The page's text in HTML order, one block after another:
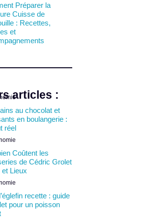
Préparer la
Cuisse de
: Recettes,
et
articles :
au chocolat et
en boulangerie :
réel
Coûtent les
de Cédric Grolet
Lieux
recette : guide
pour un poisson